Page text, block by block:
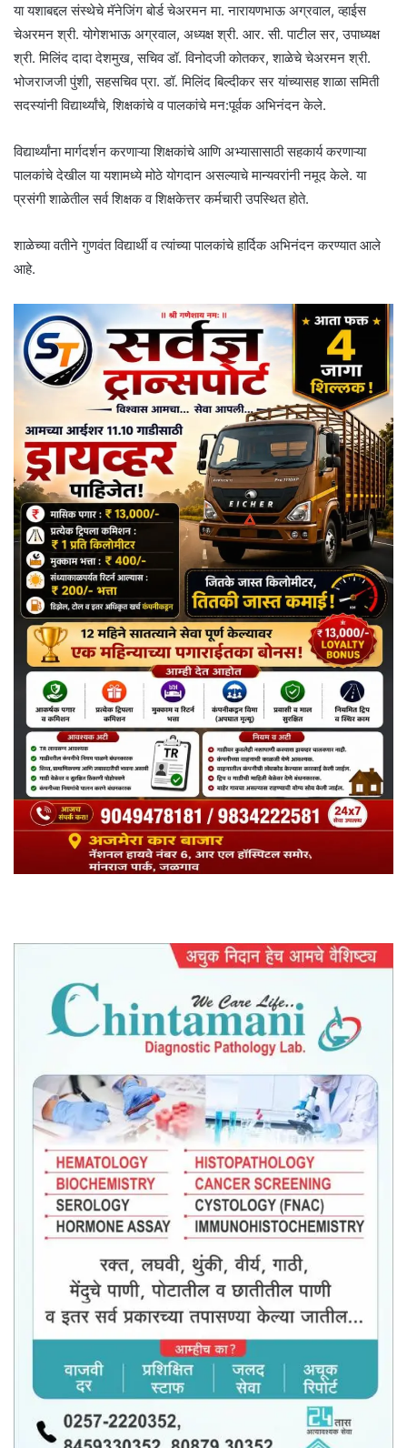
या यशाबद्दल संस्थेचे मॅनेजिंग बोर्ड चेअरमन मा. नारायणभाऊ अग्रवाल, व्हाईस
चेअरमन श्री. योगेशभाऊ अग्रवाल, अध्यक्ष श्री. आर. सी. पाटील सर, उपाध्यक्ष
श्री. मिलिंद दादा देशमुख, सचिव डॉ. विनोदजी कोतकर, शाळेचे चेअरमन श्री.
भोजराजजी पुंशी, सहसचिव प्रा. डॉ. मिलिंद बिल्दीकर सर यांच्यासह शाळा समिती
सदस्यांनी विद्यार्थ्यांचे, शिक्षकांचे व पालकांचे मन:पूर्वक अभिनंदन केले.
विद्यार्थ्यांना मार्गदर्शन करणाऱ्या शिक्षकांचे आणि अभ्यासासाठी सहकार्य करणाऱ्या
पालकांचे देखील या यशामध्ये मोठे योगदान असल्याचे मान्यवरांनी नमूद केले. या
प्रसंगी शाळेतील सर्व शिक्षक व शिक्षकेत्तर कर्मचारी उपस्थित होते.
शाळेच्या वतीने गुणवंत विद्यार्थी व त्यांच्या पालकांचे हार्दिक अभिनंदन करण्यात आले
आहे.